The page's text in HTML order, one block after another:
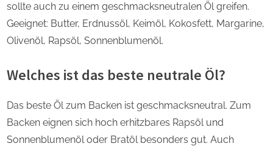
sollte auch zu einem geschmacksneutralen Öl greifen.
Geeignet: Butter, Erdnussöl, Keimöl, Kokosfett, Margarine,
Olivenöl, Rapsöl, Sonnenblumenöl.
Welches ist das beste neutrale Öl?
Das beste Öl zum Backen ist geschmacksneutral. Zum
Backen eignen sich hoch erhitzbares Rapsöl und
Sonnenblumenöl oder Bratöl besonders gut. Auch